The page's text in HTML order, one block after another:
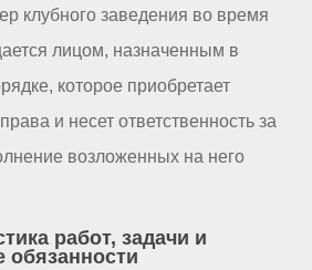
клубного заведения во время
лицом, назначенным в
которое приобретает
и несет ответственность за
возложенных на него
работ, задачи и